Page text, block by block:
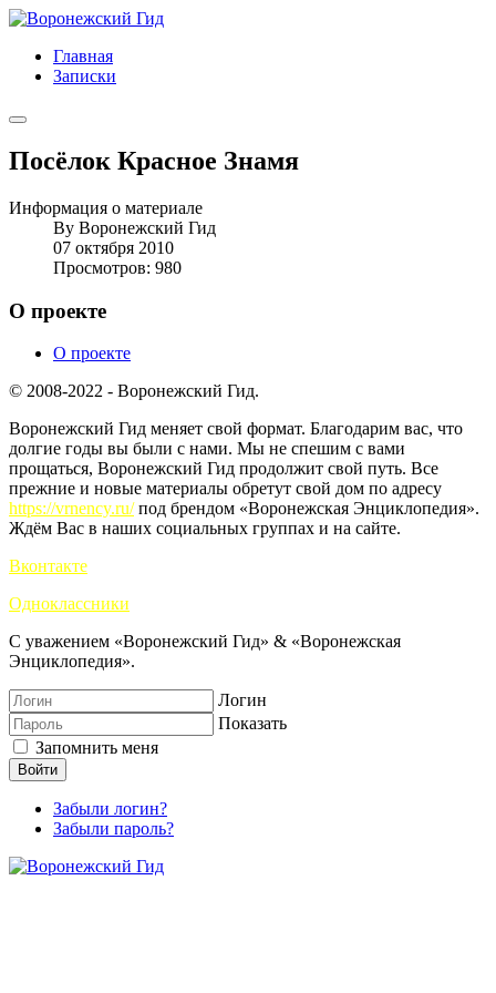
Главная
Записки
Посёлок Красное Знамя
Информация о материале
By Воронежский Гид
07 октября 2010
Просмотров: 980
О проекте
О проекте
© 2008-2022 - Воронежский Гид.
Воронежский Гид меняет свой формат. Благодарим вас, что
долгие годы вы были с нами. Мы не спешим с вами
прощаться, Воронежский Гид продолжит свой путь. Все
прежние и новые материалы обретут свой дом по адресу
https://vrnency.ru/под брендом «Воронежская Энциклопедия».
Ждём Вас в наших социальных группах и на сайте.
Вконтакте
Одноклассники
С уважением «Воронежский Гид» & «Воронежская
Энциклопедия».
Логин
Показать
Запомнить меня
Войти
Забыли логин?
Забыли пароль?